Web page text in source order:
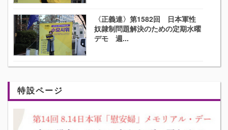
〈正義連〉第1582回 日本軍性
奴隷制問題解決のための定期水曜
デモ 週...
特設ページ